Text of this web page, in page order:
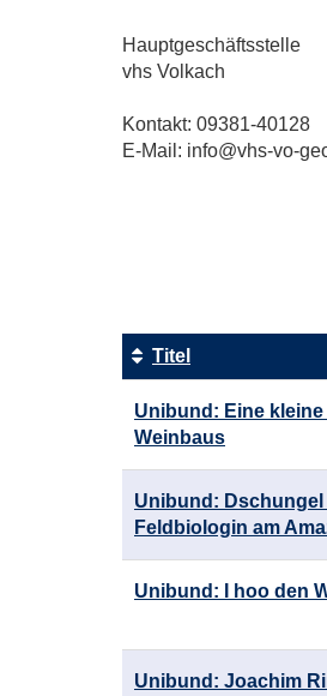
Hauptgeschäftsstelle
vhs Volkach
Kontakt: 09381-40128
E-Mail: info@vhs-vo-
Tabellenüberschriften
können
sortiert
werden.
Titel
Unibund: Eine
Weinbaus
Unibund:
Feldbiologin am
Unibund: I hoo den
Unibund: Joachim